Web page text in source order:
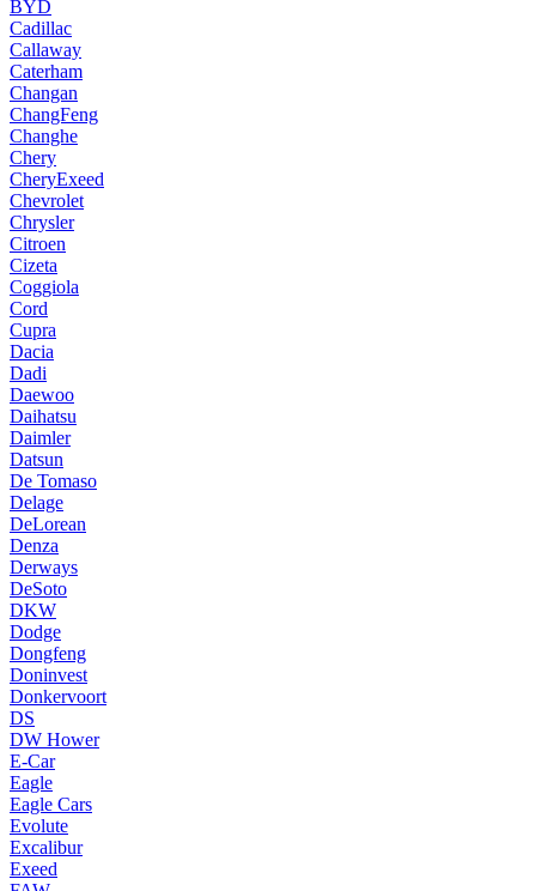
BYD
Cadillac
Callaway
Caterham
Changan
ChangFeng
Changhe
Chery
CheryExeed
Chevrolet
Chrysler
Citroen
Cizeta
Coggiola
Cord
Cupra
Dacia
Dadi
Daewoo
Daihatsu
Daimler
Datsun
De Tomaso
Delage
DeLorean
Denza
Derways
DeSoto
DKW
Dodge
Dongfeng
Doninvest
Donkervoort
DS
DW Hower
E-Car
Eagle
Eagle Cars
Evolute
Excalibur
Exeed